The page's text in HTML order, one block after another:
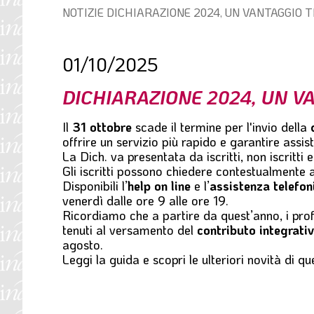
e
Percorso
NOTIZIE DICHIARAZIONE 2024, UN VANTAGGIO
01/10/2025
DICHIARAZIONE 2024, UN
Il 31 ottobre scade il termine per l'invio della
offrire un servizio più rapido e garantire
La Dich. va presentata da iscritti, non iscritti
Gli iscritti possono chiedere contestualmente
Disponibili l’help on line e l’assistenza
venerdì dalle ore 9 alle ore 19.
Ricordiamo che a partire da quest’anno, i
tenuti al versamento del contributo
agosto.
Leggi la guida e scopri le ulteriori novità di